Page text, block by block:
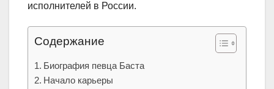
исполнителей в России.
Содержание
Биография певца Баста
Начало карьеры